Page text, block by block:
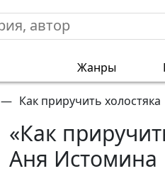
Жанры
— Как приручить холостяка
«Как
Аня Истомина